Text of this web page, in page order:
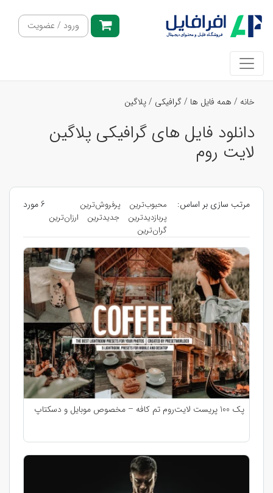
ورود / عضویت
خانه / همه فایل ها /گرافیکی /پلاگین
دانلود فایل های گرافیکی پلاگین
لایت روم
مرتب سازی بر اساس: محبوب‌ترین
پرفروش‌ترین
پربازدیدترین
جدیدترین
ارزان‌ترین
گران‌ترین
6 مورد
پک 100 پریست لایت‌روم تم کافه – مخصوص موبایل و دسکتاپ